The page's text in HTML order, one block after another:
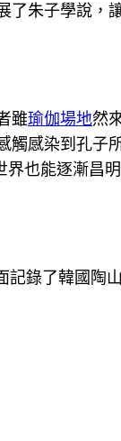
了朱子學說，
雖瑜伽場地然
感染到孔子
界也能逐漸昌
記錄了韓國陶